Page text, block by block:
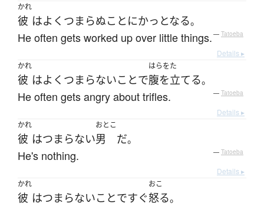
かれ
彼 はよく つまらぬことにかっとなる。
He often gets worked up over little things. — Tatoeba
Details ▸
かれ
彼 はよく つまらないことで
はらをた
腹を立てる。
He often gets angry about trifles. — Tatoeba
Details ▸
かれ
彼 はつまらない
おとこ
男 だ。
He's nothing. — Tatoeba
Details ▸
かれ
彼 はつまらないことですぐ
おこ
怒る。